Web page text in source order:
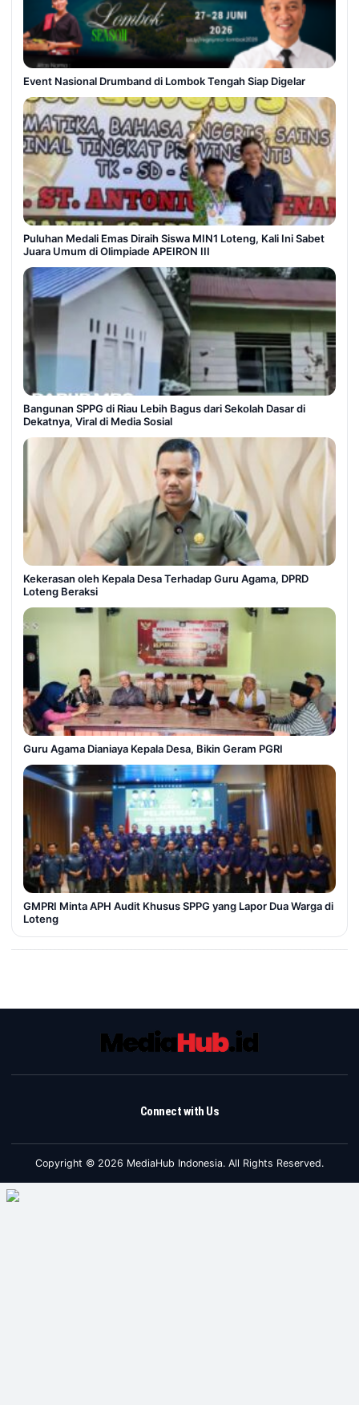
Event Nasional Drumband di Lombok Tengah Siap Digelar
Puluhan Medali Emas Diraih Siswa MIN1 Loteng, Kali Ini Sabet
Juara Umum di Olimpiade APEIRON III
Bangunan SPPG di Riau Lebih Bagus dari Sekolah Dasar di
Dekatnya, Viral di Media Sosial
Kekerasan oleh Kepala Desa Terhadap Guru Agama, DPRD
Loteng Beraksi
Guru Agama Dianiaya Kepala Desa, Bikin Geram PGRI
GMPRI Minta APH Audit Khusus SPPG yang Lapor Dua Warga di
Loteng
Connect with Us
Copyright © 2026 MediaHub Indonesia. All Rights Reserved.